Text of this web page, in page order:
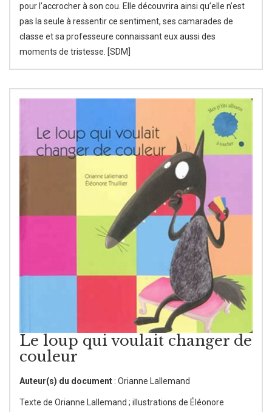
pour l’accrocher à son cou. Elle découvrira ainsi qu’elle n’est
pas la seule à ressentir ce sentiment, ses camarades de
classe et sa professeure connaissant eux aussi des
moments de tristesse. [SDM]
Le loup qui voulait changer de
couleur
Auteur(s) du document : Orianne Lallemand
Texte de Orianne Lallemand ; illustrations de Éléonore